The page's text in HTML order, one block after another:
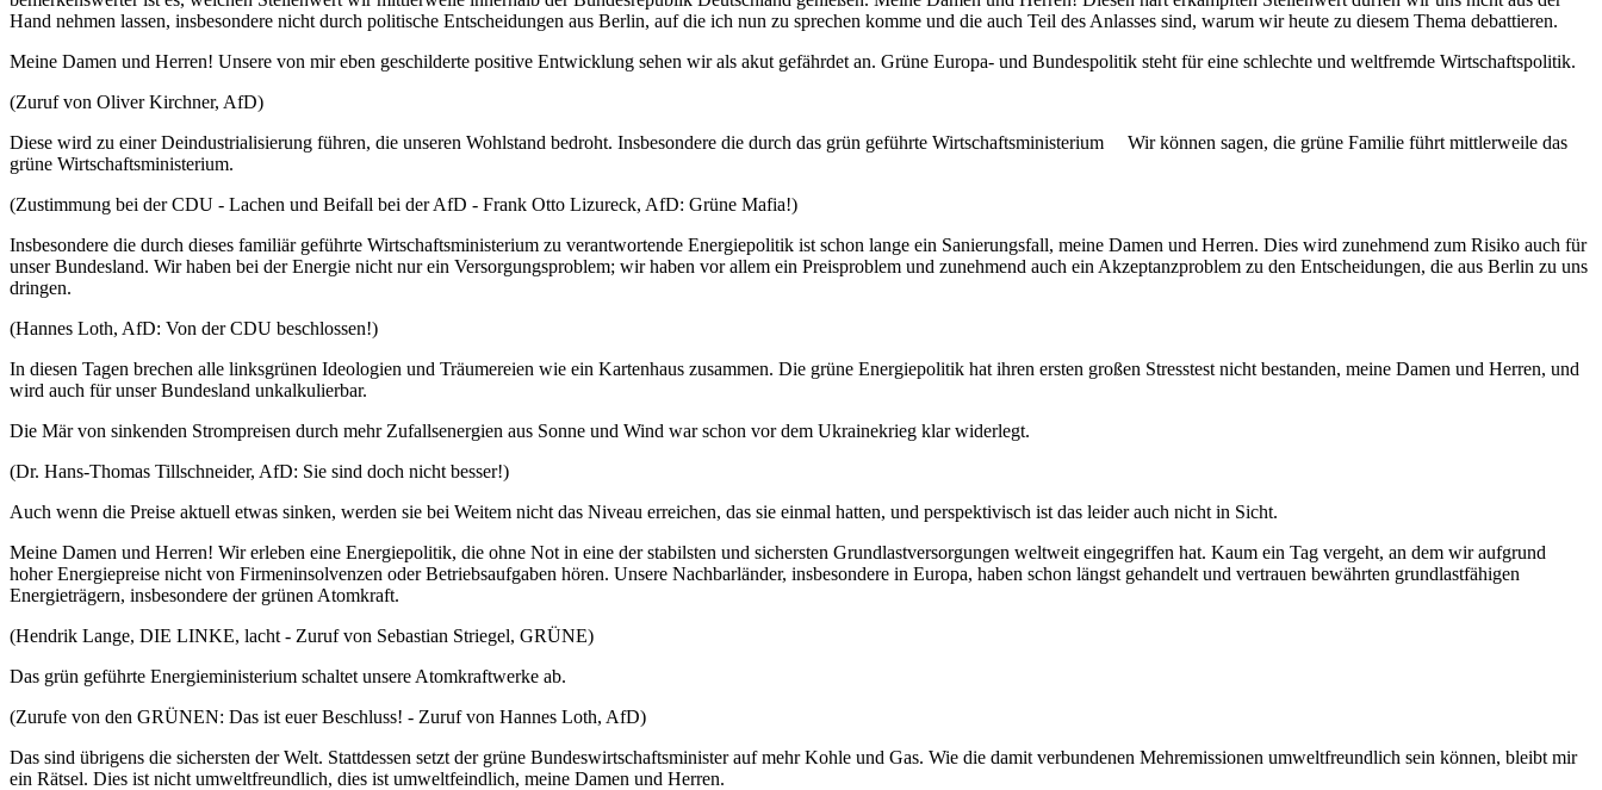
Hand nehmen lassen, insbesondere nicht durch politische Entscheidungen aus Berlin, auf die ich nun zu sprechen komme und die auch Teil des Anlasses sind, warum wir heute zu diesem Thema debattieren.
Meine Damen und Herren! Unsere von mir eben geschilderte positive Entwicklung sehen wir als akut gefährdet an. Grüne Europa- und Bundespolitik steht für eine schlechte und weltfremde Wirtschaftspolitik.
(Zuruf von Oliver Kirchner, AfD)
Diese wird zu einer Deindustrialisierung führen, die unseren Wohlstand bedroht. Insbesondere die durch das grün geführte Wirtschaftsministerium Wir können sagen, die grüne Familie führt mittlerweile das
grüne Wirtschaftsministerium.
(Zustimmung bei der CDU - Lachen und Beifall bei der AfD - Frank Otto Lizureck, AfD: Grüne Mafia!)
Insbesondere die durch dieses familiär geführte Wirtschaftsministerium zu verantwortende Energiepolitik ist schon lange ein Sanierungsfall, meine Damen und Herren. Dies wird zunehmend zum Risiko auch für
unser Bundesland. Wir haben bei der Energie nicht nur ein Versorgungsproblem; wir haben vor allem ein Preisproblem und zunehmend auch ein Akzeptanzproblem zu den Entscheidungen, die aus Berlin zu uns
dringen.
(Hannes Loth, AfD: Von der CDU beschlossen!)
In diesen Tagen brechen alle linksgrünen Ideologien und Träumereien wie ein Kartenhaus zusammen. Die grüne Energiepolitik hat ihren ersten großen Stresstest nicht bestanden, meine Damen und Herren, und
wird auch für unser Bundesland unkalkulierbar.
Die Mär von sinkenden Strompreisen durch mehr Zufallsenergien aus Sonne und Wind war schon vor dem Ukrainekrieg klar widerlegt.
(Dr. Hans-Thomas Tillschneider, AfD: Sie sind doch nicht besser!)
Auch wenn die Preise aktuell etwas sinken, werden sie bei Weitem nicht das Niveau erreichen, das sie einmal hatten, und perspektivisch ist das leider auch nicht in Sicht.
Meine Damen und Herren! Wir erleben eine Energiepolitik, die ohne Not in eine der stabilsten und sichersten Grundlastversorgungen weltweit eingegriffen hat. Kaum ein Tag vergeht, an dem wir aufgrund
hoher Energiepreise nicht von Firmeninsolvenzen oder Betriebsaufgaben hören. Unsere Nachbarländer, insbesondere in Europa, haben schon längst gehandelt und vertrauen bewährten grundlastfähigen
Energieträgern, insbesondere der grünen Atomkraft.
(Hendrik Lange, DIE LINKE, lacht - Zuruf von Sebastian Striegel, GRÜNE)
Das grün geführte Energieministerium schaltet unsere Atomkraftwerke ab.
(Zurufe von den GRÜNEN: Das ist euer Beschluss! - Zuruf von Hannes Loth, AfD)
Das sind übrigens die sichersten der Welt. Stattdessen setzt der grüne Bundeswirtschaftsminister auf mehr Kohle und Gas. Wie die damit verbundenen Mehremissionen umweltfreundlich sein können, bleibt mir
ein Rätsel. Dies ist nicht umweltfreundlich, dies ist umweltfeindlich, meine Damen und Herren.